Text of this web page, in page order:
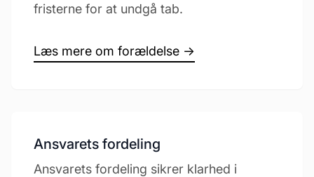
fristerne for at undgå tab.
Læs mere om forældelse →
Ansvarets fordeling
Ansvarets fordeling sikrer klarhed i